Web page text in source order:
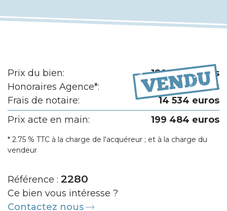
Prix du bien:
180 000 euros
Honoraires Agence*:
4 950 euros
Frais de notaire:
14 534 euros
Prix acte en main:
199 484 euros
* 2.75 % TTC à la charge de l'acquéreur ; et à la charge du
vendeur
Référence : 2280
Ce bien vous intéresse ?
Contactez nous